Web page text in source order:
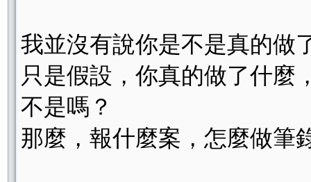
我並沒有說你是不是真的做
只是假設，你真的做了什麼
不是嗎？
那麼，報什麼案，怎麼做筆